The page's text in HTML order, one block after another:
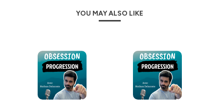
YOU MAY ALSO LIKE